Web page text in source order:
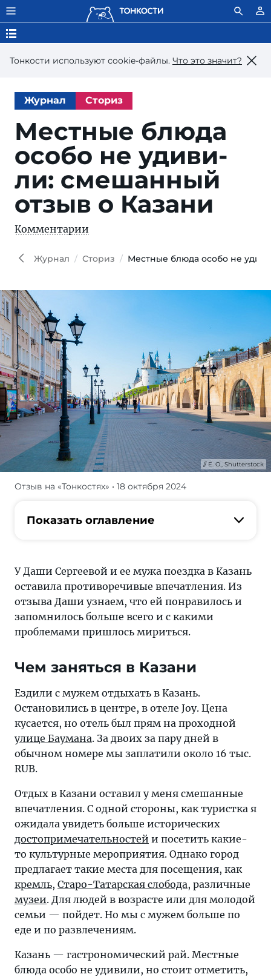
Тонкости используют сookie-файлы. Что это значит?
Журнал Сториз
Местные блюда
осо­бо не уди­ви­
ли: сме­шан­ный
от­зыв о Казани
Комментарии
Журнал Сториз Местные блюда особо не
E. O., Shutterstock
Из
Даши
понравилось
запомнилось
больше
всего
с
проблемами
пришлось
мириться
Отзыв на «Тонкостях» • 18 октября 2024
Показать оглавление
У Даши Сергеевой и ее мужа поездка в Казань
оставила противоречивые впечатления. Из
отзыва Даши узнаем, что ей понравилось и
запомнилось больше всего и с какими
проблемами пришлось мириться.
Чем заняться в Казани
Ездили с мужем отдыхать в Казань.
Остановились в центре, в отеле Joy. Цена
кусается, но отель был прям на проходной
улице Баумана. За двоих за пару дней в
обычном номере мы заплатили около 16 тыс.
RUB.
Отдых в Казани оставил у меня смешанные
впечатления. С одной стороны, как туристка я
ожидала увидеть больше исторических
достопримечательностей и посетить какие-
то культурные мероприятия. Однако город
предлагает такие места для посещения, как
кремль, Старо-Татарская слобода, различные
музеи. Для людей в возрасте или для молодой
семьи — пойдет. Но мы с мужем больше по
еде и по развлечениям.
Казань — гастрономический рай. Местные
блюда особо не удивили, но стоит отметить,